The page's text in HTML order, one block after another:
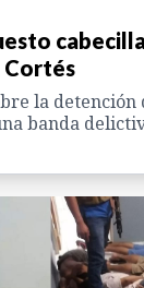
Cortés
la detención
banda